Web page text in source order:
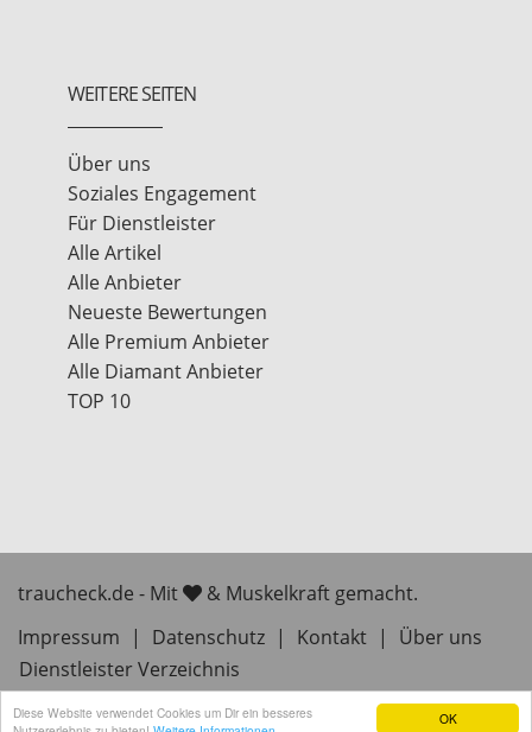
OK
Diese Website verwendet Cookies um Dir ein besseres
WEITERE SEITEN
Über uns
Soziales Engagement
Für Dienstleister
Alle Artikel
Alle Anbieter
Neueste Bewertungen
Alle Premium Anbieter
Alle Diamant Anbieter
TOP 10
traucheck.de - Mit
& Muskelkraft gemacht.
Impressum
| Datenschutz | Kontakt |
Über uns
Dienstleister Verzeichnis